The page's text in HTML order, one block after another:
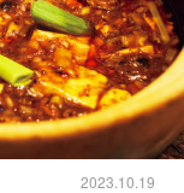
2023.10.19